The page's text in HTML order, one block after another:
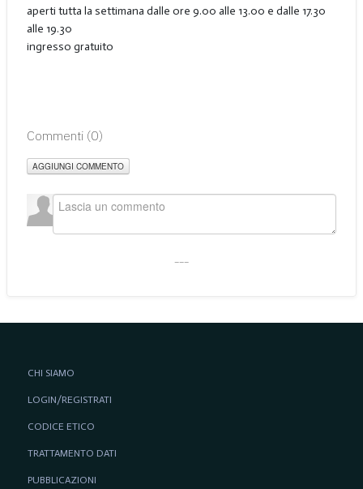
aperti tutta la settimana dalle ore 9.00 alle 13.00 e dalle 17.30
alle 19.30
ingresso gratuito
Commenti (0)
AGGIUNGI COMMENTO
CHI SIAMO
LOGIN/REGISTRATI
CODICE ETICO
TRATTAMENTO DATI
PUBBLICAZIONI